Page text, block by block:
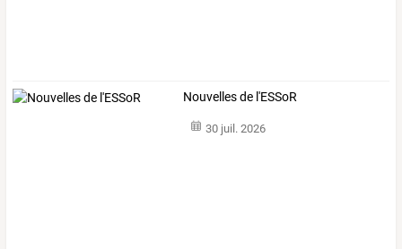
Nouvelles de l'ESSoR
30 juil. 2026